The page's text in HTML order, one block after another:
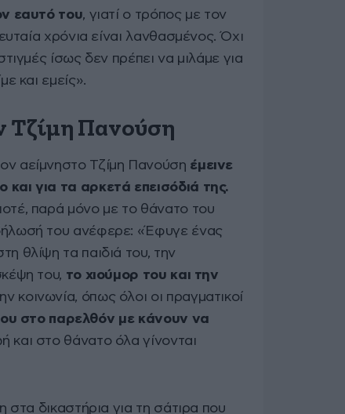
εαυτό του, γιατί ο τρόπος με τον
χρόνια είναι λανθασμένος. Όχι
ίσως δεν πρέπει να μιλάμε για
και εμείς».
Τζίμη Πανούση
αείμνηστο Τζίμη Πανούση έμεινε
για τα αρκετά επεισόδιά της.
παρά μόνο με το θάνατο του
του ανέφερε: «Έφυγε ένας
θλίψη τα παιδιά του, την
του, το χιούμορ του και την
κοινωνία, όπως όλοι οι πραγματικοί
στο παρελθόν με κάνουν να
και στο θάνατο όλα γίνονται
στα δικαστήρια για τη σάτιρα που